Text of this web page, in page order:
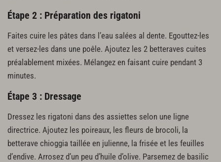
Étape 2 : Préparation des rigatoni
Faites cuire les pâtes dans l’eau salées al dente. Egouttez-les
et versez-les dans une poêle. Ajoutez les 2 betteraves cuites
préalablement mixées. Mélangez en faisant cuire pendant 3
minutes.
Étape 3 : Dressage
Dressez les rigatoni dans des assiettes selon une ligne
directrice. Ajoutez les poireaux, les fleurs de brocoli, la
betterave chioggia taillée en julienne, la frisée et les feuilles
d’endive. Arrosez d’un peu d’huile d’olive. Parsemez de basilic